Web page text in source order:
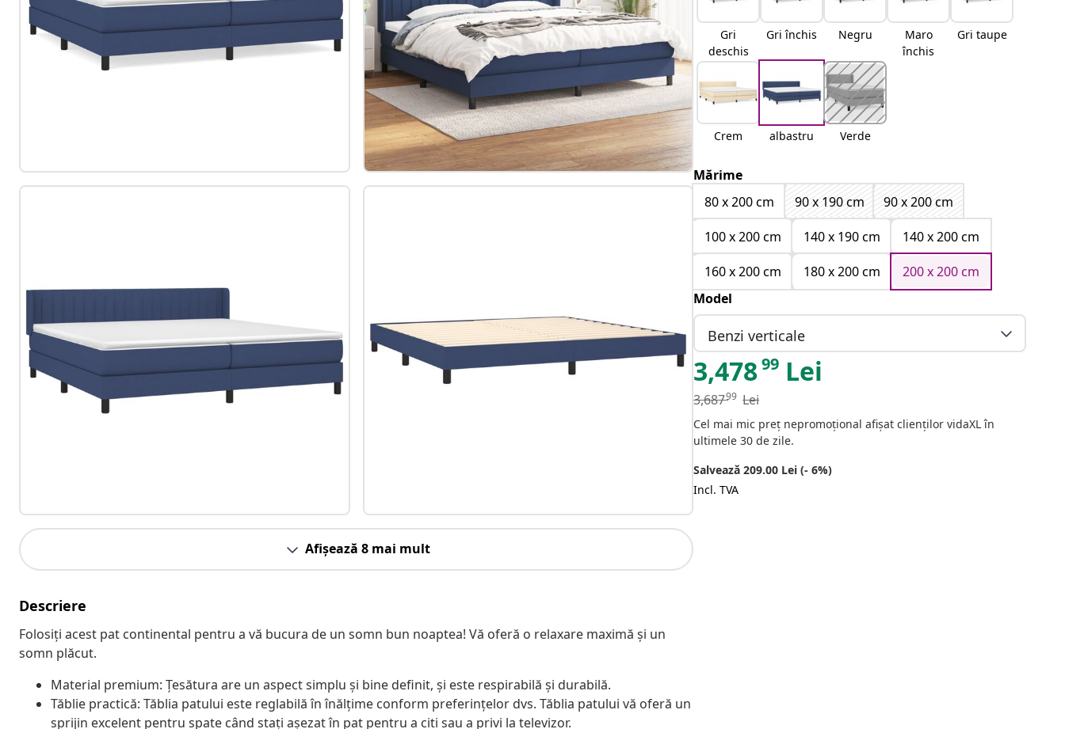
Afișează 8 mai mult
Descriere
Folosiți acest pat continental pentru a vă bucura de un somn bun noaptea! Vă oferă o relaxare maximă și un
somn plăcut.
Material premium: Țesătura are un aspect simplu și bine definit, și este respirabilă și durabilă.
Tăblie practică: Tăblia patului este reglabilă în înălțime conform preferințelor dvs. Tăblia patului vă oferă un
sprijin excelent pentru spate când stați așezat în pat pentru a citi sau a privi la televizor.
Gri
deschis
Gri închis Negru
Maro
închis
Gri taupe
Crem albastru Verde
Mărime
80 x 200 cm
90 x 190 cm
90 x 200 cm
100 x 200 cm
140 x 190 cm
140 x 200 cm
160 x 200 cm
180 x 200 cm
200 x 200 cm
Model
Benzi verticale
3,47899 Lei
3,68799 Lei
Cel mai mic preț nepromoțional afișat clienților vidaXL în
ultimele 30 de zile.
Salvează 209.00 Lei (- 6%)
Incl. TVA